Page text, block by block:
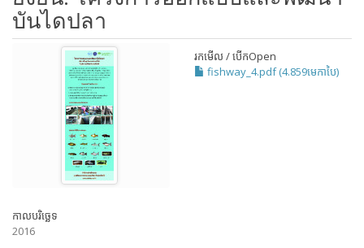
บันไดปลา
រកមើល / បើកOpen
fishway_4.pdf (4.859មេកាបៃ)
កាលបរិច្ឆេទ
2016